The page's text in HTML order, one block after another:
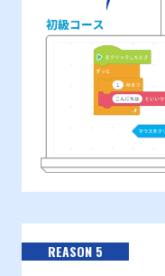
REASON 5